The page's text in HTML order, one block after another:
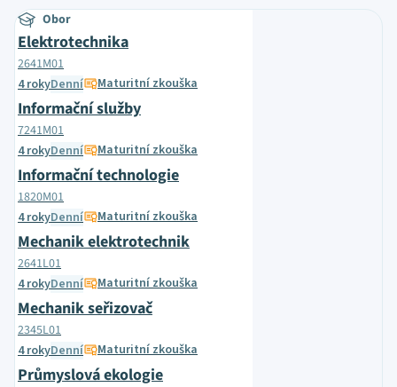
Obor
Elektrotechnika
2641M01
4 rokyDenní Maturitní zkouška
Informační služby
7241M01
4 rokyDenní Maturitní zkouška
Informační technologie
1820M01
4 rokyDenní Maturitní zkouška
Mechanik elektrotechnik
2641L01
4 rokyDenní Maturitní zkouška
Mechanik seřizovač
2345L01
4 rokyDenní Maturitní zkouška
Průmyslová ekologie